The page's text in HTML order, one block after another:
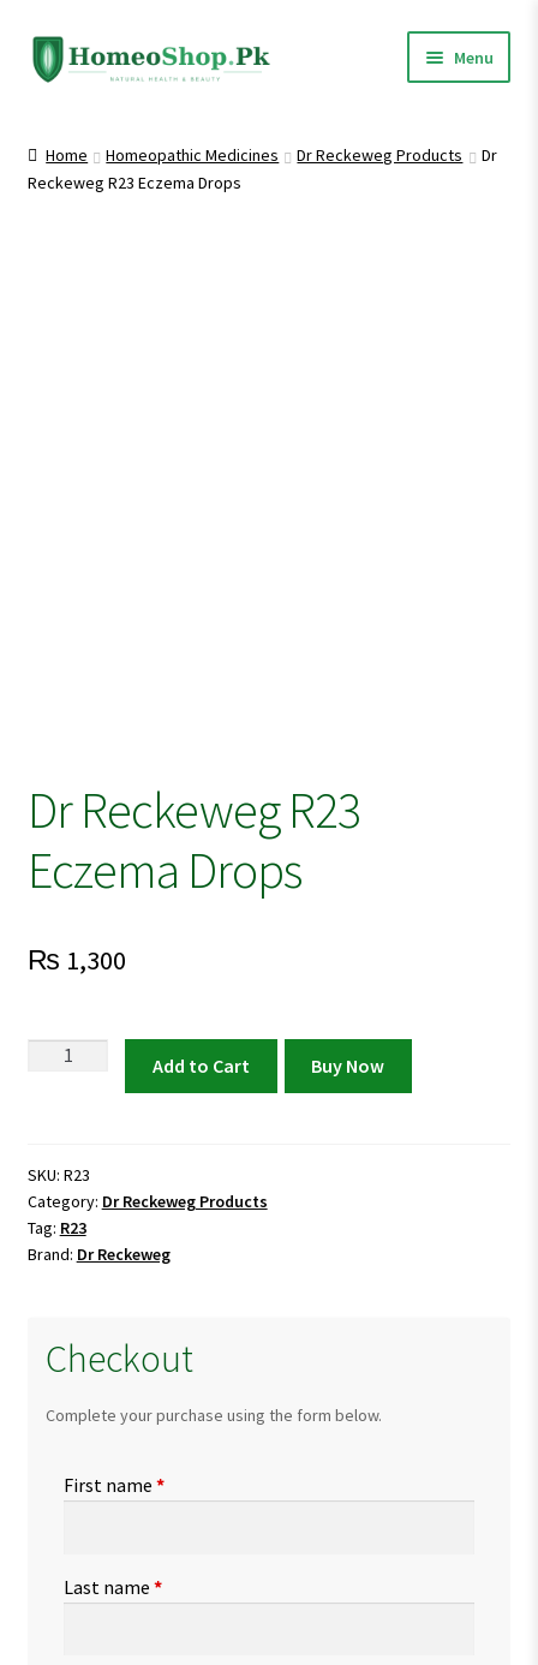
Skip
to
Skip
to
Menu
Shop All
Home Homeopathic Medicines Dr Reckeweg Products
Dr
Reckeweg R23 Eczema Drops
Dr Reckeweg R23
Eczema Drops
₨ 1,300
Drops
quantity
Add to Cart Buy Now
SKU: R23
Category: Dr Reckeweg Products
Tag: R23
Brand: Dr Reckeweg
Checkout
Complete your purchase using the form below.
First name *
Last name *